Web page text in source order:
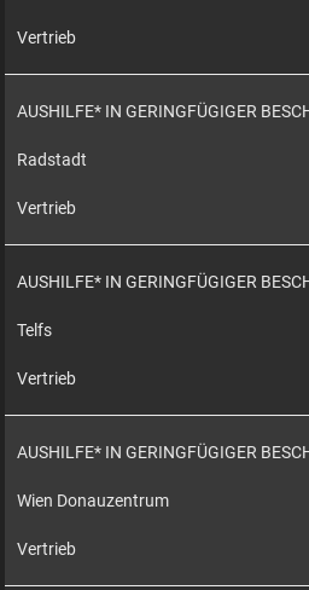
Vertrieb
AUSHILFE* IN GERINGFÜGIGER
Radstadt
Vertrieb
AUSHILFE* IN GERINGFÜGIGER
Telfs
Vertrieb
AUSHILFE* IN GERINGFÜGIGER
Wien Donauzentrum
Vertrieb